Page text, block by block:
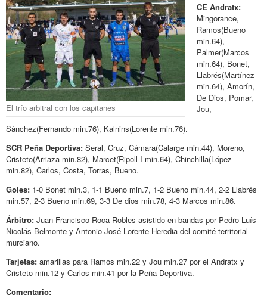
El trío arbitral con los capitanes
CE Andratx:
Mingorance,
Ramos(Bueno
min.64),
Palmer(Marcos
min.64), Bonet,
Llabrés(Martínez
min.64), Amorín,
De Dios, Pomar,
Jou,
Sánchez(Fernando min.76), Kalnins(Lorente min.76).
SCR Peña Deportiva: Seral, Cruz, Cámara(Calarge min.44), Moreno,
Cristeto(Arriaza min.82), Marcet(Ripoll I min.64), Chinchilla(López
min.82), Carlos, Costa, Torras, Bueno.
Goles: 1-0 Bonet min.3, 1-1 Bueno min.7, 1-2 Bueno min.44, 2-2 Llabrés
min.57, 2-3 Bueno min.69, 3-3 De dios min.78, 4-3 Marcos min.86.
Árbitro: Juan Francisco Roca Robles asistido en bandas por Pedro Luís
Nicolás Belmonte y Antonio José Lorente Heredia del comité territorial
murciano.
Tarjetas: amarillas para Ramos min.22 y Jou min.27 por el Andratx y
Cristeto min.12 y Carlos min.41 por la Peña Deportiva.
Comentario: